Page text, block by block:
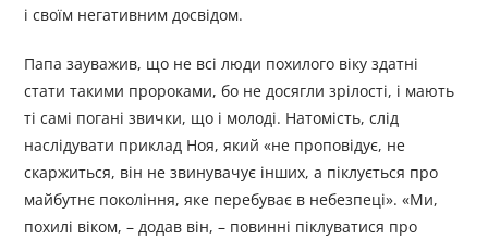
і своїм негативним досвідом.
Папа зауважив, що не всі люди похилого віку здатні
стати такими пророками, бо не досягли зрілості, і мають
ті самі погані звички, що і молоді. Натомість, слід
наслідувати приклад Ноя, який «не проповідує, не
скаржиться, він не звинувачує інших, а піклується про
майбутнє покоління, яке перебуває в небезпеці». «Ми,
похилі віком, – додав він, – повинні піклуватися про